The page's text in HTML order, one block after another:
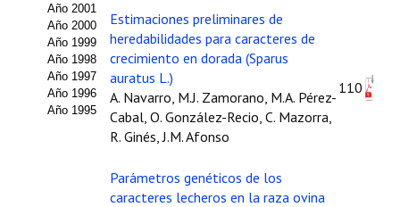
Comunicaciones
Jornadas PAM 2026
Premio Jóvenes Investigadores
Buscador de Comunicaciones
Año 2001
Año 2000
Año 1999
Año 1998
Año 1997
Año 1996
Año 1995
Estimaciones preliminares de
heredabilidades para caracteres de
crecimiento en dorada (Sparus
auratus L.)
A. Navarro, M.J. Zamorano, M.A. Pérez-
Cabal, O. González-Recio, C. Mazorra,
R. Ginés, J.M. Afonso
110
Parámetros genéticos de los
caracteres lecheros en la raza ovina